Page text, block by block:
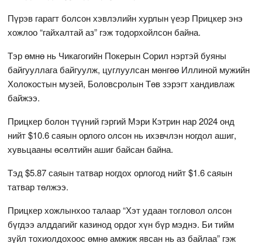
Пүрэв гарагт болсон хэвлэлийн хурлын үеэр Прицкер энэ
хожлоо “гайхалтай аз” гэж тодорхойлсон байна.
Тэр өмнө нь Чикагогийн Покерын Сорил нэртэй буяны
байгууллага байгуулж, цуглуулсан мөнгөө Иллиной мужийн
Холокостын музей, Боловсролын Төв зэрэгт хандивлаж
байжээ.
Прицкер болон түүний гэргий Мэри Кэтрин нар 2024 онд
нийт $10.6 саяын орлого олсон нь ихэвчлэн ногдол ашиг,
хувьцааны өсөлтийн ашиг байсан байна.
Тэд $5.87 саяын татвар ногдох орлогод нийт $1.6 саяын
татвар төлжээ.
Прицкер хожлынхоо талаар “Хэт удаан тогловол олсон
бүгдээ алддагийг казинод ордог хүн бүр мэднэ. Би тийм
зүйл тохиолдохоос өмнө амжиж явсан нь аз байлаа” гэж